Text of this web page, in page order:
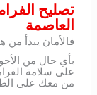
تصليح
العاصمة
فالأمان يبدأ من
بأي حال من
على سلامة
من معك على